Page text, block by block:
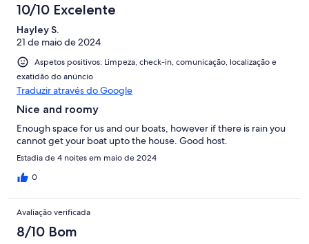
10/10 Excelente
Hayley S.
21 de maio de 2024
Aspetos positivos: Limpeza, check-in, comunicação, localização e
exatidão do anúncio
Traduzir através do Google
Nice and roomy
Enough space for us and our boats, however if there is rain you
cannot get your boat upto the house. Good host.
Estadia de 4 noites em maio de 2024
0
Avaliação verificada
8/10 Bom